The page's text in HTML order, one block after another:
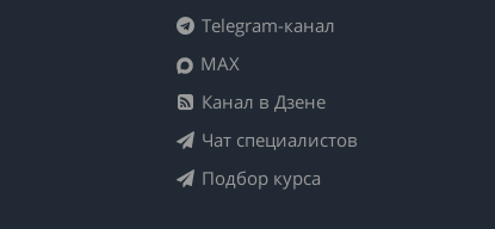
Telegram-канал
MAX
Канал в Дзене
Чат специалистов
Подбор курса